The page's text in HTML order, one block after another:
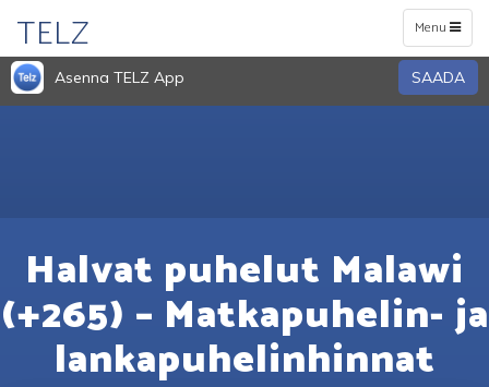
Toggle
navigation
Menu
TELZ
Asenna TELZ App SAADA
Halvat puhelut Malawi
(+265) – Matkapuhelin- ja
lankapuhelinhinnat